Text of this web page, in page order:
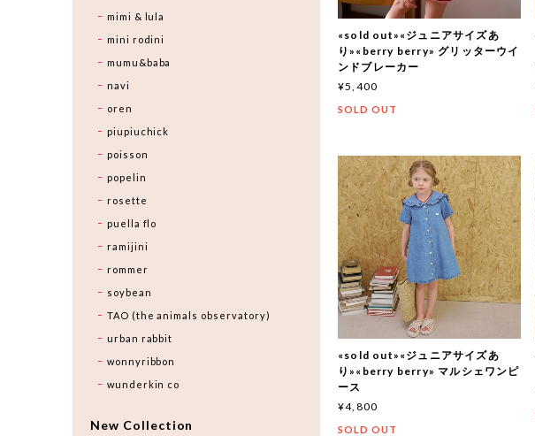
«sold out»«ジュニアサイズあ
り»«berry berry» グリッターウイ
ンドブレーカー
¥5,400
SOLD OUT
«sold out»«ジュニアサイズあ
り»«berry berry» マルシェワンピ
ース
¥4,800
SOLD OUT
mimi & lula
mini rodini
mumu&baba
navi
oren
piupiuchick
poisson
popelin
rosette
puella flo
ramijini
rommer
soybean
TAO (the animals observatory)
urban rabbit
wonnyribbon
wunderkin co
New Collection